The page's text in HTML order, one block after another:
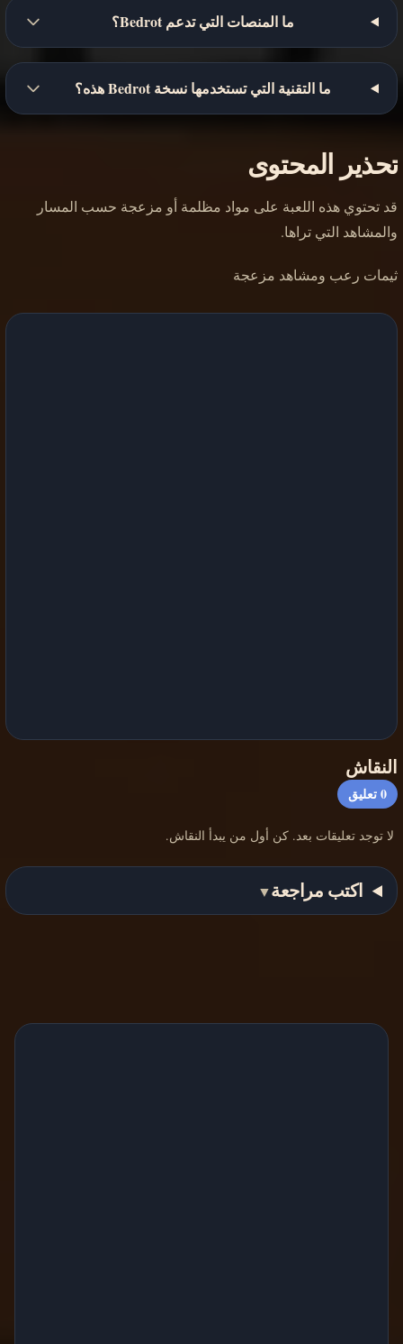
ما المنصات التي تدعم Bedrot؟
ما التقنية التي تستخدمها نسخة Bedrot هذه؟
تحذير المحتوى
قد تحتوي هذه اللعبة على مواد مظلمة أو مزعجة حسب المسار
والمشاهد التي تراها.
ثيمات رعب ومشاهد مزعجة
النقاش
0تعليق
لا توجد تعليقات بعد. كن أول من يبدأ النقاش.
اكتب مراجعة▼